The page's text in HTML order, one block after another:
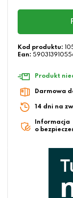
Kod produktu:
Ean:
Produkt
Darmowa
14 dni na
Informacja
o